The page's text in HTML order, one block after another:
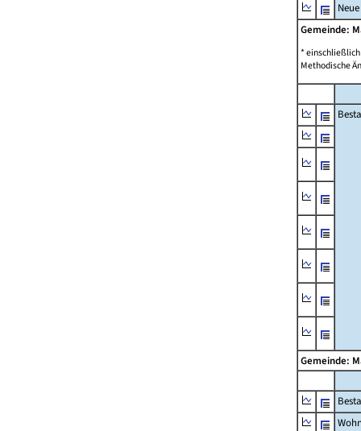
Gemeinde:
*
Methodische
Gemeinde: